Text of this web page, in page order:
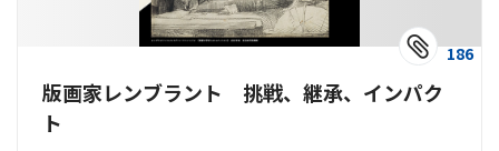
186
版画家レンブラント 挑戦、継承、インパク
ト